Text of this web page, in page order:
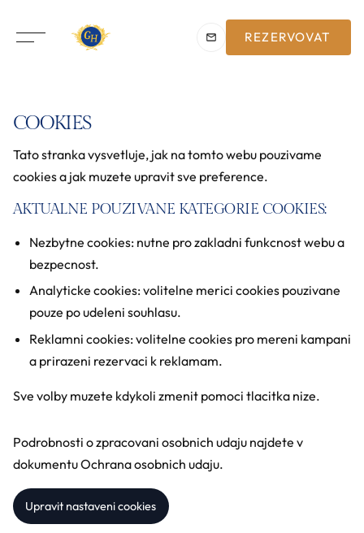
REZERVOVAT
COOKIES
Tato stranka vysvetluje, jak na tomto webu pouzivame
cookies a jak muzete upravit sve preference.
AKTUALNE POUZIVANE KATEGORIE COOKIES:
Nezbytne cookies: nutne pro zakladni funkcnost webu a
bezpecnost.
Analyticke cookies: volitelne merici cookies pouzivane
pouze po udeleni souhlasu.
Reklamni cookies: volitelne cookies pro mereni kampani
a prirazeni rezervaci k reklamam.
Sve volby muzete kdykoli zmenit pomoci tlacitka nize.
Podrobnosti o zpracovani osobnich udaju najdete v
dokumentuOchrana osobnich udaju.
Upravit nastaveni cookies